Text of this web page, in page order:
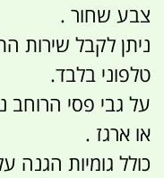
צבע שחור .
ניתן לקבל שירות
טלפוני בלבד.
על גבי פסי הרוחב
או ארגז .
כולל גומיות הגנה